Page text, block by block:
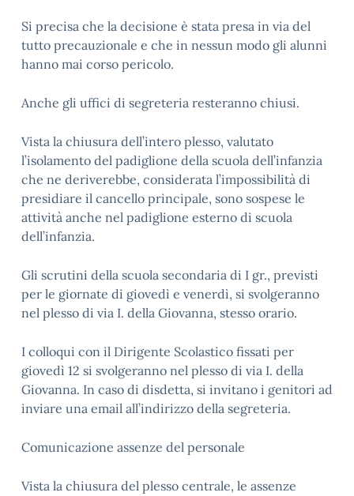
Si precisa che la decisione è stata presa in via del
tutto precauzionale e che in nessun modo gli alunni
hanno mai corso pericolo.
Anche gli uffici di segreteria resteranno chiusi.
Vista la chiusura dell’intero plesso, valutato
l’isolamento del padiglione della scuola dell’infanzia
che ne deriverebbe, considerata l’impossibilità di
presidiare il cancello principale, sono sospese le
attività anche nel padiglione esterno di scuola
dell’infanzia.
Gli scrutini della scuola secondaria di I gr., previsti
per le giornate di giovedì e venerdì, si svolgeranno
nel plesso di via I. della Giovanna, stesso orario.
I colloqui con il Dirigente Scolastico fissati per
giovedì 12 si svolgeranno nel plesso di via I. della
Giovanna. In caso di disdetta, si invitano i genitori ad
inviare una email all’indirizzo della segreteria.
Comunicazione assenze del personale
Vista la chiusura del plesso centrale, le assenze